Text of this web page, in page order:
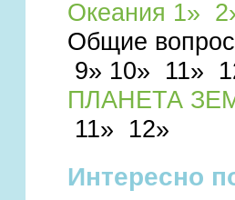
Океания 1»
Общие
9» 10» 11»
ПЛАНЕТА
11» 12»
Интересно